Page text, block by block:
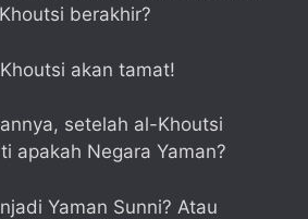
berakhir?
akan tamat!
setelah al-Khoutsi
apakah Negara Yaman?
Yaman Sunni? Atau